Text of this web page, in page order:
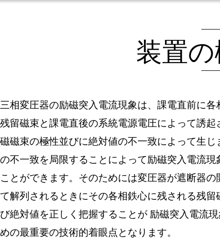
装置
三相変圧器の励磁突入電流現象は、課電直前に各
残留磁束と課電直後の系統電源電圧によって誘起
磁磁束の極性並びに絶対値の不一致によって生じ
の不一致を局限することによって励磁突入電流現
ことができます。そのためには変圧器が遮断器
て解列されるときにその各相鉄心に残される残留
び絶対値を正しく把握することが 励磁突入電流
めの最重要の技術的着眼点となります。